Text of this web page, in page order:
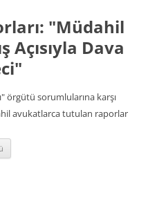
"Müdahil
Açısıyla Dava
örgütü sorumlularına karşı
avukatlarca tutulan raporlar